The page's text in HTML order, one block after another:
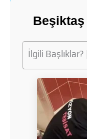
Beşiktaş
İlgili